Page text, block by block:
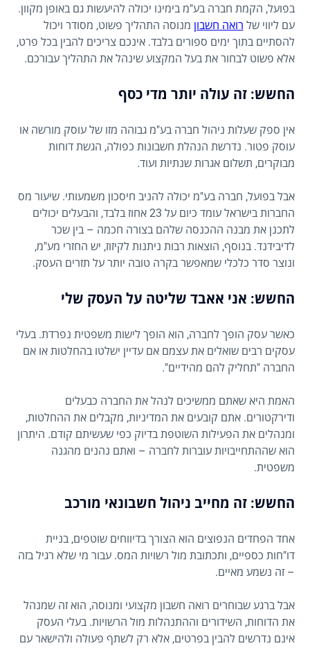
בפועל, הקמת חברה בע"מ בימינו יכולה להיעשות גם באופן מקוון.
עם ליווי של רואה חשבון מנוסה התהליך פשוט, מסודר ויכול
להסתיים בתוך ימים ספורים בלבד. אינכם צריכים להבין בכל פרט,
אלא פשוט לבחור את בעל המקצוע שינהל את התהליך עבורכם.
החשש: זה עולה יותר מדי כסף
אין ספק שעלות ניהול חברה בע"מ גבוהה מזו של עוסק מורשה או
עוסק פטור. נדרשת הנהלת חשבונות כפולה, הגשת דוחות
מבוקרים, תשלום אגרות שנתיות ועוד.
אבל בפועל, חברה בע"מ יכולה להניב חיסכון משמעותי. שיעור מס
החברות בישראל עומד כיום על 23 אחוז בלבד, והבעלים יכולים
לתכנן את מבנה ההכנסה שלהם בצורה חכמה – בין שכר
לדיבידנד. בנוסף, הוצאות רבות ניתנות לקיזוז, יש החזרי מע"מ,
ונוצר סדר כלכלי שמאפשר בקרה טובה יותר על תזרים העסק.
החשש: אני אאבד שליטה על העסק שלי
כאשר עסק הופך לחברה, הוא הופך לישות משפטית נפרדת. בעלי
עסקים רבים שואלים את עצמם אם עדיין ישלטו בהחלטות או אם
החברה "תחליק להם מהידיים".
האמת היא שאתם ממשיכים לנהל את החברה כבעלים
ודירקטורים. אתם קובעים את המדיניות, מקבלים את ההחלטות,
ומנהלים את הפעילות השוטפת בדיוק כפי שעשיתם קודם. היתרון
הוא שההתחייבויות עוברות לחברה – ואתם נהנים מהגנה
משפטית.
החשש: זה מחייב ניהול חשבונאי מורכב
אחד הפחדים הנפוצים הוא הצורך בדיווחים שוטפים, בניית
דו"חות כספיים, ותכתובת מול רשויות המס. עבור מי שלא רגיל בזה
– זה נשמע מאיים.
אבל ברגע שבוחרים רואה חשבון מקצועי ומנוסה, הוא זה שמנהל
את הדוחות, השידורים וההתנהלות מול הרשויות. בעלי העסק
אינם נדרשים להבין בפרטים, אלא רק לשתף פעולה ולהישאר עם